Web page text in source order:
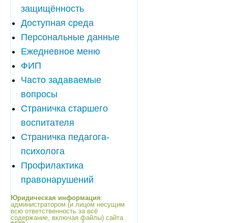
защищённость
Доступная среда
Персональные данные
Ежедневное меню
ФИП
Часто задаваемые
вопросы
Страничка старшего
воспитателя
Страничка педагога-
психолога
Профилактика
правонарушений
Юридическая информация:
администратором (и лицом несущим
всю ответственность за всё
содержание, включая файлы) сайта